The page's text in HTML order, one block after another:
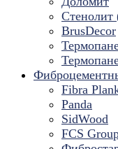
Стенолит
BrusDecor
Fibra
Panda
SidWood
FCS